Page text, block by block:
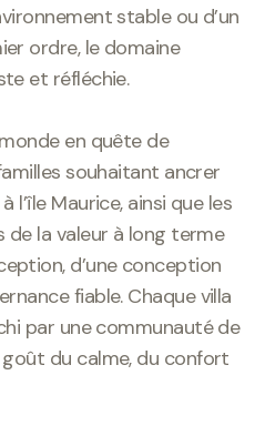
stable ou d’un
ordre, le domaine
et réfléchie.
en quête de
souhaitant ancrer
l’île Maurice, ainsi que les
de la valeur à long terme
d’une conception
fiable. Chaque villa
par une communauté de
du calme, du confort